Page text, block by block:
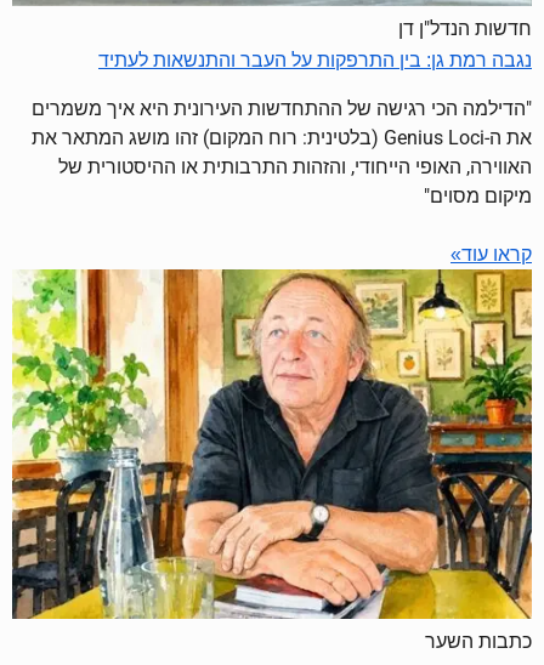
חדשות הנדל"ן דן
נגבה רמת גן: בין התרפקות על העבר והתנשאות לעתיד
"הדילמה הכי רגישה של ההתחדשות העירונית היא איך משמרים
את ה-Genius Loci (בלטינית: רוח המקום) זהו מושג המתאר את
האווירה, האופי הייחודי, והזהות התרבותית או ההיסטורית של
מיקום מסוים"
קראו עוד»
כתבות השער